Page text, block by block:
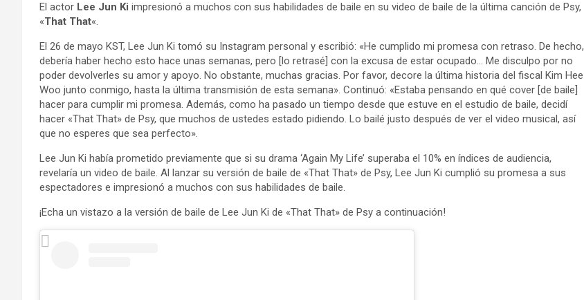
El actor Lee Jun Ki impresionó a muchos con sus habilidades de baile en su video de baile de la última canción de Psy,
«That That«.
El 26 de mayo KST, Lee Jun Ki tomó su Instagram personal y escribió: «He cumplido mi promesa con retraso. De hecho,
debería haber hecho esto hace unas semanas, pero [lo retrasé] con la excusa de estar ocupado… Me disculpo por no
poder devolverles su amor y apoyo. No obstante, muchas gracias. Por favor, decore la última historia del fiscal Kim Hee
Woo junto conmigo, hasta la última transmisión de esta semana». Continuó: «Estaba pensando en qué cover [de baile]
hacer para cumplir mi promesa. Además, como ha pasado un tiempo desde que estuve en el estudio de baile, decidí
hacer «That That» de Psy, que muchos de ustedes estado pidiendo. Lo bailé justo después de ver el video musical, así
que no esperes que sea perfecto».
Lee Jun Ki había prometido previamente que si su drama ‘Again My Life’ superaba el 10% en índices de audiencia,
revelaría un video de baile. Al lanzar su versión de baile de «That That» de Psy, Lee Jun Ki cumplió su promesa a sus
espectadores e impresionó a muchos con sus habilidades de baile.
¡Echa un vistazo a la versión de baile de Lee Jun Ki de «That That» de Psy a continuación!